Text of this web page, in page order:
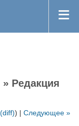
» Редакция
) | Следующее »